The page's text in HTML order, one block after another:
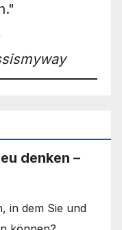
denken –
in dem Sie und